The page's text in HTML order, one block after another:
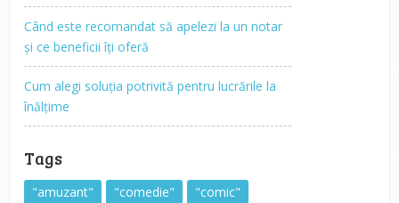
Când este recomandat să apelezi la un notar
și ce beneficii îți oferă
Cum alegi soluția potrivită pentru lucrările la
înălțime
Tags
"amuzant" "comedie"
"comic"